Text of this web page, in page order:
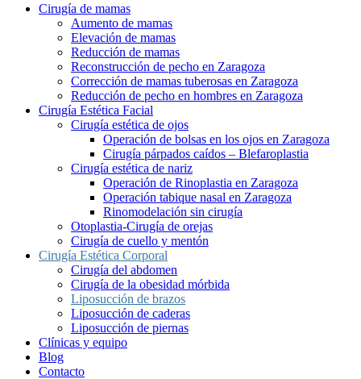
Cirugía de mamas
Aumento de mamas
Elevación de mamas
Reducción de mamas
Reconstrucción de pecho en Zaragoza
Corrección de mamas tuberosas en Zaragoza
Reducción de pecho en hombres en Zaragoza
Cirugía Estética Facial
Cirugía estética de ojos
Operación de bolsas en los ojos en Zaragoza
Cirugía párpados caídos – Blefaroplastia
Cirugía estética de nariz
Operación de Rinoplastia en Zaragoza
Operación tabique nasal en Zaragoza
Rinomodelación sin cirugía
Otoplastia-Cirugía de orejas
Cirugía de cuello y mentón
Cirugía Estética Corporal
Cirugía del abdomen
Cirugía de la obesidad mórbida
Liposucción de brazos
Liposucción de caderas
Liposucción de piernas
Clínicas y equipo
Blog
Contacto